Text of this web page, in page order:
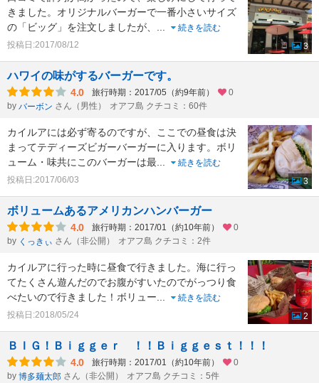
きました。オリジナルバーガーで一番小さいサイズ
の「ビッグ」を注文しましたが、 ...
続きを読む
投稿日:2017/08/12
3
ハワイの味がするバーガーです。
4.0 旅行時期：2017/05（約9年前）
0
by バーボン さん（男性） オアフ島 クチコミ：60件
カイルアには必ず寄るのですが、ここでの昼食は決
まってテディーズビガーバーガーに入ります。ボリ
ューム・味共にこのバーガーは最...
続きを読む
投稿日:2017/06/03
3
ボリュームあるアメリカンハンバーガー
4.0 旅行時期：2017/01（約10年前）
0
by くっきぃ さん（非公開） オアフ島 クチコミ：2件
カイルアに行った時に昼食で行きました。海に行っ
てたくさん遊んだのでお腹がすいたのでがっつり食
べたいので行きました！ボリュー...
続きを読む
投稿日:2018/05/24
2
ＢＩＧ！Ｂｉｇｇｅｒ ！！Ｂｉｇｇｅｓｔ！！！
4.0 旅行時期：2017/01（約10年前）
0
by 博多麺太郎 さん（非公開） オアフ島 クチコミ：5件